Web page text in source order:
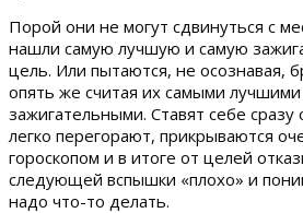
Порой они не могут сдвинуться с
нашли самую лучшую и самую
цель. Или пытаются, не осознавая,
опять же считая их самыми
зажигательными. Ставят себе
легко перегорают, прикрываются
гороскопом и в итоге от целей
следующей вспышки «плохо» и
надо что-то делать.